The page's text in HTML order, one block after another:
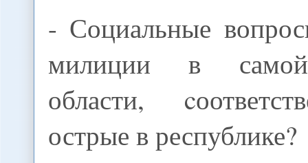
- Социальные
милиции в самой
области,
острые в республике?